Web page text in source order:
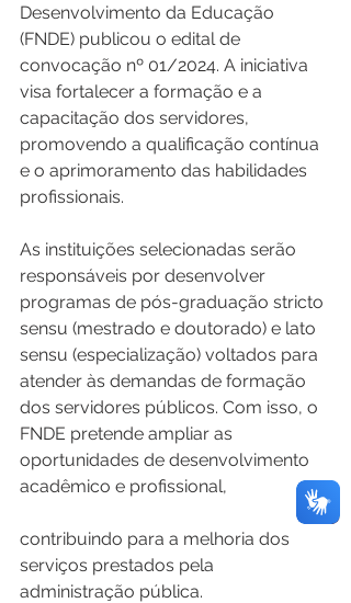
Desenvolvimento da Educação
(FNDE) publicou o edital de
convocação nº 01/2024. A iniciativa
visa fortalecer a formação e a
capacitação dos servidores,
promovendo a qualificação contínua
e o aprimoramento das habilidades
profissionais.
As instituições selecionadas serão
responsáveis por desenvolver
programas de pós-graduação stricto
sensu (mestrado e doutorado) e lato
sensu (especialização) voltados para
atender às demandas de formação
dos servidores públicos. Com isso, o
FNDE pretende ampliar as
oportunidades de desenvolvimento
acadêmico e profissional,
contribuindo para a melhoria dos
serviços prestados pela
administração pública.